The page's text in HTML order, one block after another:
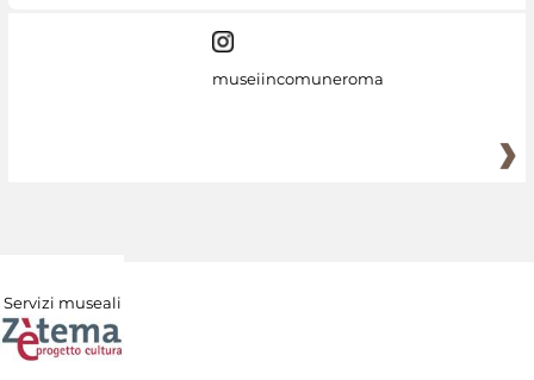
museiincomuneroma
Servizi museali